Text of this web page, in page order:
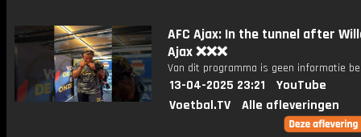
AFC Ajax: In the tunnel after
Ajax ❌❌❌
Van dit programma is geen informatie
13-04-2025 23:21
YouTube
Voetbal.TV
Alle afleveringen